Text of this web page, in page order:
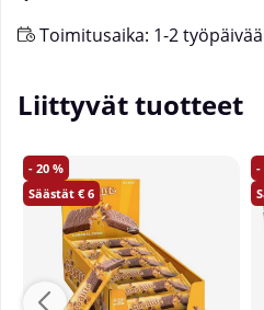
Toimitusaika: 1-2 työpäivää
Liittyvät tuotteet
20
6